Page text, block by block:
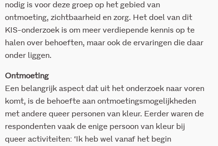
nodig is voor deze groep op het gebied van
ontmoeting, zichtbaarheid en zorg. Het doel van dit
KIS-onderzoek is om meer verdiepende kennis op te
halen over behoeften, maar ook de ervaringen die daar
onder liggen.
Ontmoeting
Een belangrijk aspect dat uit het onderzoek naar voren
komt, is de behoefte aan ontmoetingsmogelijkheden
met andere queer personen van kleur. Eerder waren de
respondenten vaak de enige persoon van kleur bij
queer activiteiten: ‘Ik heb wel vanaf het begin